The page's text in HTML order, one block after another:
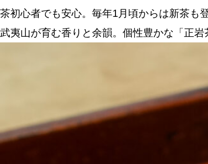
茶初心者でも安心。毎年1月頃からは新茶も
武夷山が育む香りと余韻。個性豊かな「正岩